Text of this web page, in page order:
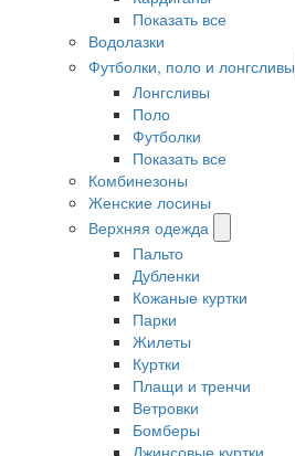
Показать все
Водолазки
Футболки, поло и лонгсливы
Лонгсливы
Поло
Футболки
Показать все
Комбинезоны
Женские лосины
Верхняя одежда
Пальто
Дубленки
Кожаные куртки
Парки
Жилеты
Куртки
Плащи и тренчи
Ветровки
Бомберы
Джинсовые куртки